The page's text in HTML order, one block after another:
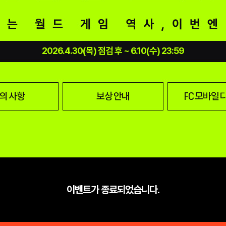
2026.4.30(목) 점검 후 ~ 6.10(수) 23:59
사항 보상 안내 FC 모바일
이벤트가 종료되었습니다.